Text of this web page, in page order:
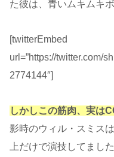
た彼は、青いムキムキ
[twitterEmbed
url=”https://twitter.com/
2774144″]
しかしこの筋肉、実は
影時のウィル・スミス
上だけで演技してました